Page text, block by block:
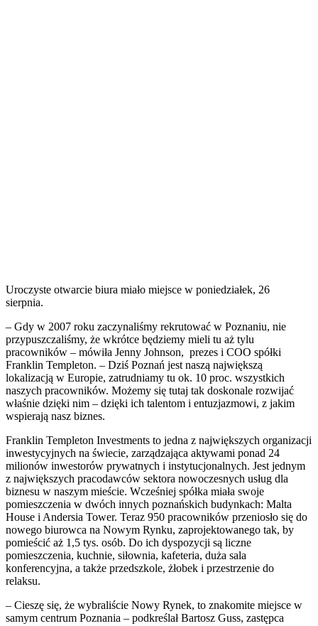
Uroczyste otwarcie biura miało miejsce w poniedziałek, 26
sierpnia.
– Gdy w 2007 roku zaczynaliśmy rekrutować w Poznaniu, nie
przypuszczaliśmy, że wkrótce będziemy mieli tu aż tylu
pracowników – mówiła Jenny Johnson, prezes i COO spółki
Franklin Templeton. – Dziś Poznań jest naszą największą
lokalizacją w Europie, zatrudniamy tu ok. 10 proc. wszystkich
naszych pracowników. Możemy się tutaj tak doskonale rozwijać
właśnie dzięki nim – dzięki ich talentom i entuzjazmowi, z jakim
wspierają nasz biznes.
Franklin Templeton Investments to jedna z największych organizacji
inwestycyjnych na świecie, zarządzająca aktywami ponad 24
milionów inwestorów prywatnych i instytucjonalnych. Jest jednym
z największych pracodawców sektora nowoczesnych usług dla
biznesu w naszym mieście. Wcześniej spółka miała swoje
pomieszczenia w dwóch innych poznańskich budynkach: Malta
House i Andersia Tower. Teraz 950 pracowników przeniosło się do
nowego biurowca na Nowym Rynku, zaprojektowanego tak, by
pomieścić aż 1,5 tys. osób. Do ich dyspozycji są liczne
pomieszczenia, kuchnie, siłownia, kafeteria, duża sala
konferencyjna, a także przedszkole, żłobek i przestrzenie do
relaksu.
– Cieszę się, że wybraliście Nowy Rynek, to znakomite miejsce w
samym centrum Poznania – podkreślał Bartosz Guss, zastępca